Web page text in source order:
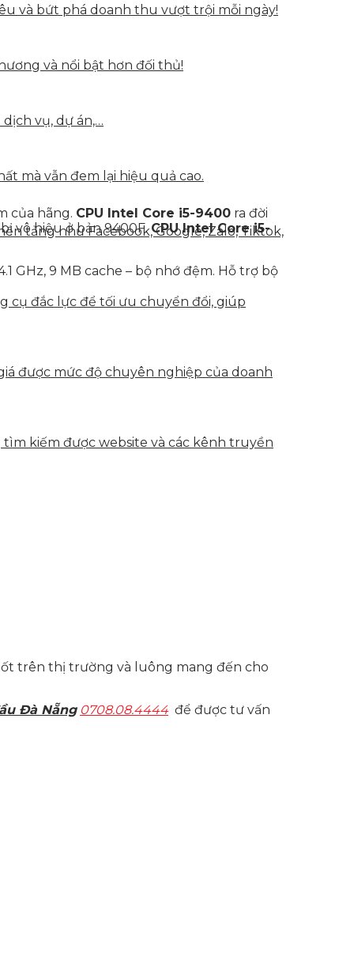
và bứt phá doanh thu vượt trội mỗi ngày!
và nổi bật hơn đối thủ!
vụ, dự án,…
mà vẫn đem lại hiệu quả cao.
tảng như Facebook, Google, Zalo, Tiktok,
cụ đắc lực để tối ưu chuyển đổi, giúp
được mức độ chuyên nghiệp của doanh
kiếm được website và các kênh truyền
của hãng. CPU Intel Core i5-9400 ra đời
vô hiệu ở bản 9400F.CPU Intel Core i5-
GHz, 9 MB cache – bộ nhớ đệm. Hỗ trợ bộ
trên thị trường và luông mang đến cho
Đà Nẵng 0708.08.4444 để được tư vấn